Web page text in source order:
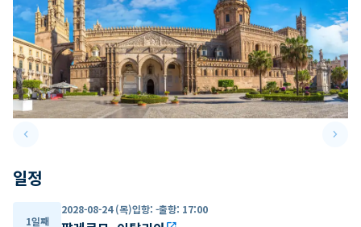
keyboard_arrow_leftPrevious slide keyboard_arrow_right
일정
1일째
2028-08-24 (목)입항: -출항: 17:00